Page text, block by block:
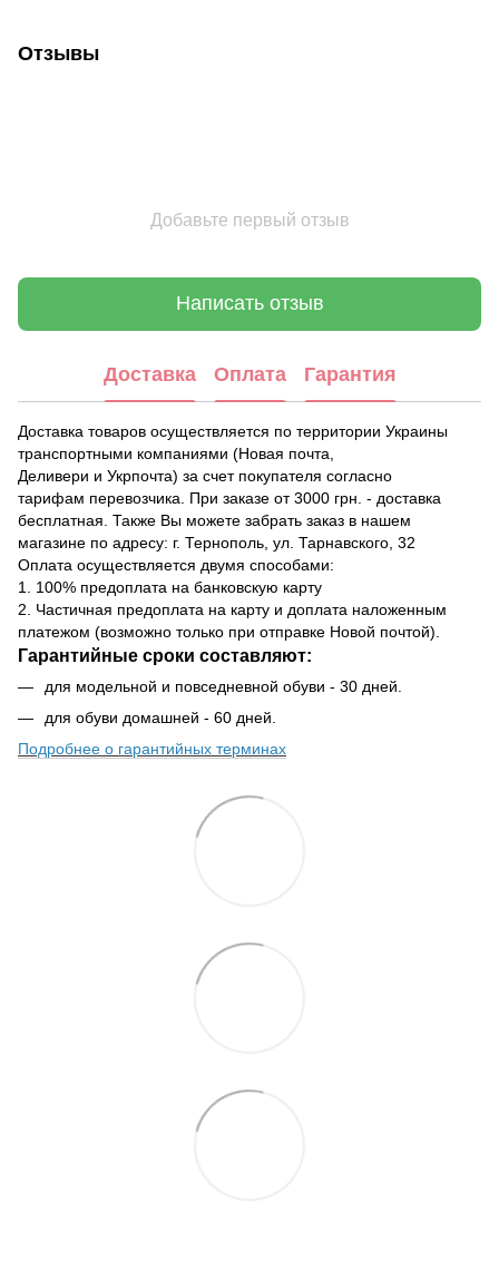
Отзывы
Добавьте первый отзыв
Написать отзыв
Доставка Оплата Гарантия
Доставка товаров осуществляется по территории Украины
транспортными компаниями (Новая почта,
Деливери и Укрпочта) за счет покупателя согласно
тарифам перевозчика. При заказе от 3000 грн. - доставка
бесплатная. Также Вы можете забрать заказ в нашем
магазине по адресу: г. Тернополь, ул. Тарнавского, 32
Оплата осуществляется двумя способами:
1. 100% предоплата на банковскую карту
2. Частичная предоплата на карту и доплата наложенным
платежом (возможно только при отправке Новой почтой).
Гарантийные сроки составляют:
для модельной и повседневной обуви - 30 дней.
для обуви домашней - 60 дней.
Подробнее о гарантийных терминах